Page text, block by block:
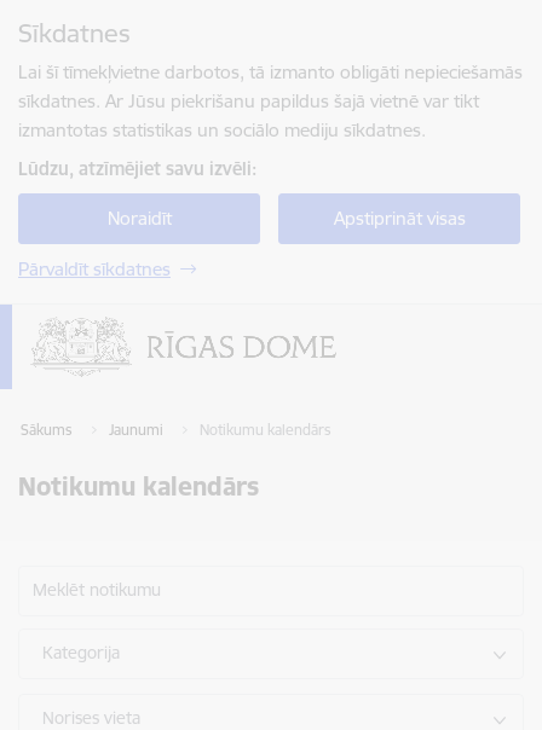
Sīkdatnes
Lai šī tīmekļvietne darbotos, tā izmanto obligāti nepieciešamās
sīkdatnes. Ar Jūsu piekrišanu papildus šajā vietnē var tikt
izmantotas statistikas un sociālo mediju sīkdatnes.
Lūdzu, atzīmējiet savu izvēli:
Noraidīt Apstiprināt visas
Pārvaldīt sīkdatnes
Sākums Jaunumi Notikumu kalendārs
Notikumu kalendārs
Meklēt notikumu
Kategorija
Norises vieta